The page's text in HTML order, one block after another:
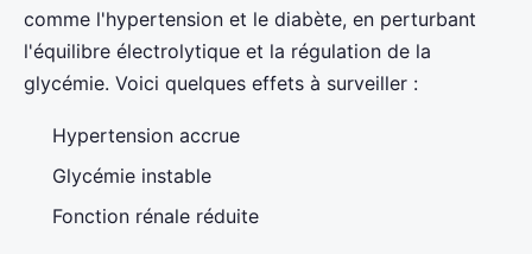
comme l'hypertension et le diabète, en perturbant
l'équilibre électrolytique et la régulation de la
glycémie. Voici quelques effets à surveiller :
Hypertension accrue
Glycémie instable
Fonction rénale réduite